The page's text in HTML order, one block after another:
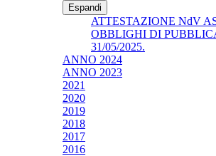
Espandi
ATTESTAZIONE NdV
OBBLIGHI DI
31/05/2025.
ANNO 2024
ANNO 2023
2021
2020
2019
2018
2017
2016